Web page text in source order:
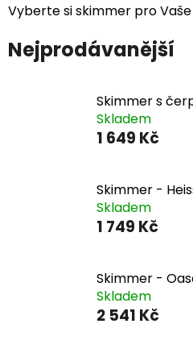
Vyberte si skimmer pro
Nejprodávanější
Skimmer s
Skladem
1 649 Kč
Skimmer -
Skladem
1 749 Kč
Skimmer -
Skladem
2 541 Kč